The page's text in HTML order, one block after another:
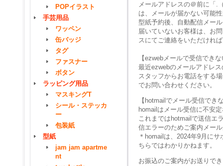
POPイラスト
手芸用品
ワッペン
缶バッジ
タグ
ファスナー
ボタン
ラッピング用品
マスキングT
シール・ステッカ
ー
包装紙
型紙
jam jam apartme
nt
メールアドレスの＠前に「.
は、メールが届かない可能
型紙予約後、自動配信メー
届いていないお客様は、お
スにてご連絡をいただけれ
【ezwebメールで受信でき
最近ezwebのメールアドレ
スタッフからお電話をする
でお問い合わせください。
【hotmailでメール受信でき
homailはメール受信に不安
これまではhotmailで送信エ
信エラーのためご案内メー
＊homailは、2024年9月に
ちらではわかりかねます。
お振込のご案内がお送りで